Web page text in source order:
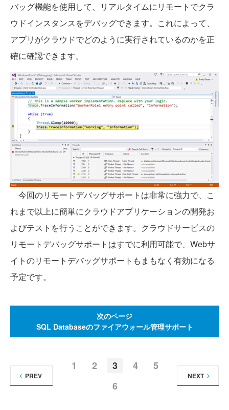
バッグ機能を使用して、リアルタイムにリモートでクラ
ウドインスタンスをデバッグできます。これによって、
アプリがクラウドでどのように実行されているのかを正
確に確認できます。
今回のリモートデバッグサポートは非常に強力で、こ
れまで以上に簡単にクラウドアプリケーションの開発お
よびテストを行うことができます。クラウドサービスの
リモートデバッグサポートはすでに利用可能で、Webサ
イトのリモートデバッグサポートもまもなく有効になる
予定です。
次のページ
SQL Databaseのファイアウォール管理サポート
1 2 3 4
5
6
PREV NEXT